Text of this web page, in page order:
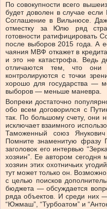
По совокупности всего
будет доволен в случае
Соглашение в Вильнюсе.
отместку за Юлю ряд
готовности ратифицировать
после выборов 2015 года. А
чаяния МВФ откажет в
и это не катастрофа. Ведь
отличаются тем, что они
контролируются с точки
хорошо для государства —
выборов — меньше маневра.
Вопреки достаточно
обо всем договорился с
так. По большому счету, они
исключает взаимного
Таможенный союз Янукович
Помните знаменитую фразу
заголовок его интервью
хозяин”. Ее автором сегодня
хозяин этих охотничьих
тут может только он.
с целью поисков
бюджета — обсуждается
ряда объектов. И среди них
“Южмаш”, “Турбоатом” и